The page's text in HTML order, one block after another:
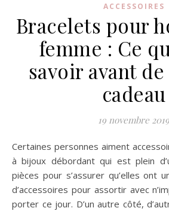
ACCESSOIRES
Bracelets pour
femme : Ce
savoir avant
cadeau
19 novembre 2019
Certaines personnes aiment accessoiriser et ont un coffre
à bijoux débordant qui est plein
pièces pour s’assurer qu’elles ont
d’accessoires pour assortir avec
porter ce jour. D’un autre côté,